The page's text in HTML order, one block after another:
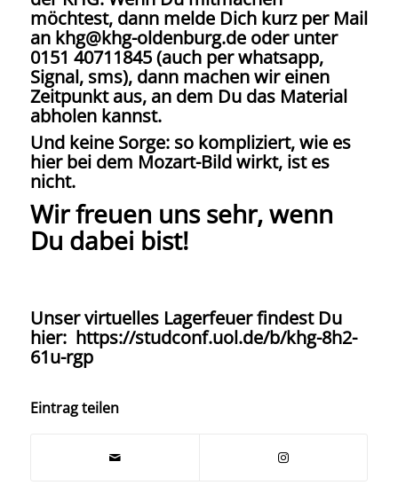
möchtest, dann melde Dich kurz per Mail
an khg@khg-oldenburg.de oder unter
0151 40711845 (auch per whatsapp,
Signal, sms), dann machen wir einen
Zeitpunkt aus, an dem Du das Material
abholen kannst.
Und keine Sorge: so kompliziert, wie es
hier bei dem Mozart-Bild wirkt, ist es
nicht.
Wir freuen uns sehr, wenn
Du dabei bist!
Unser virtuelles Lagerfeuer findest Du
hier: https://studconf.uol.de/b/khg-8h2-
61u-rgp
Eintrag teilen